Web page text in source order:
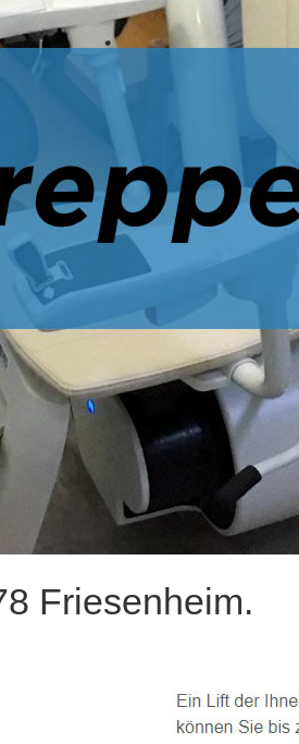
Friesenheim.